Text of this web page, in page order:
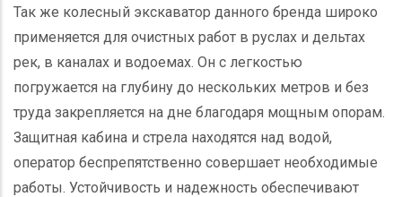
Так же колесный экскаватор данного бренда широко
применяется для очистных работ в руслах и дельтах
рек, в каналах и водоемах. Он с легкостью
погружается на глубину до нескольких метров и без
труда закрепляется на дне благодаря мощным опорам.
Защитная кабина и стрела находятся над водой,
оператор беспрепятственно совершает необходимые
работы. Устойчивость и надежность обеспечивают